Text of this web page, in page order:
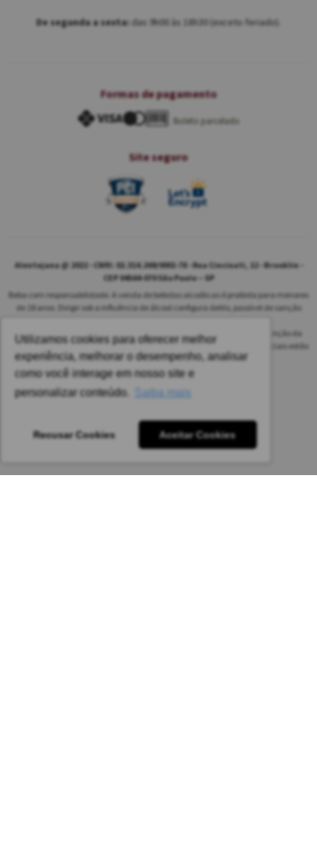
Utilizamos cookies para oferecer melhor
experiência, melhorar o desempenho, analisar
como você interage em nosso site e
personalizar conteúdo.
Saiba mais
Recusar Cookies Aceitar Cookies
De segunda a sexta: das 9h00 às 18h30 (exceto feriado).
Formas de pagamento
Boleto parcelado
Site seguro
Alentejana @ 2022 - CNPJ: 02.314.269/0001-78 - Rua Cincinati, 12 - Brooklin -
CEP 04564-070 São Paulo – SP
Beba com responsabilidade. A venda de bebidas alcoólicas é proibida para menores
de 18 anos. Dirigir sob a influência de álcool configura delito, passível de sanção
As safras dos vinhos poderão ser diferentes das informadas no site em função da
disponibilidade do nosso estoque. Alteração de preços e condições comerciais estão
sujeitas a alteração sem aviso prévio.
Pedido mínimo: R$ 1.650,00 para todas as regiões.
Imagens meramente ilustrativas.